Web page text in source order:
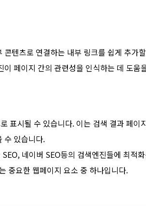
텐츠로 연결하는 내부 링크를 쉽게 추가
페이지 간의 관련성을 인식하는 데 도움
시될 수 있습니다. 이는 검색 결과 페이
수 있습니다.
네이버 SEO등의 검색엔진들에 최적
중요한 웹페이지 요소 중 하나입니다.